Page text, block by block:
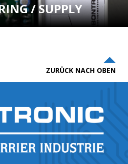
/ SUPPLY
ZURÜCK NACH OBEN